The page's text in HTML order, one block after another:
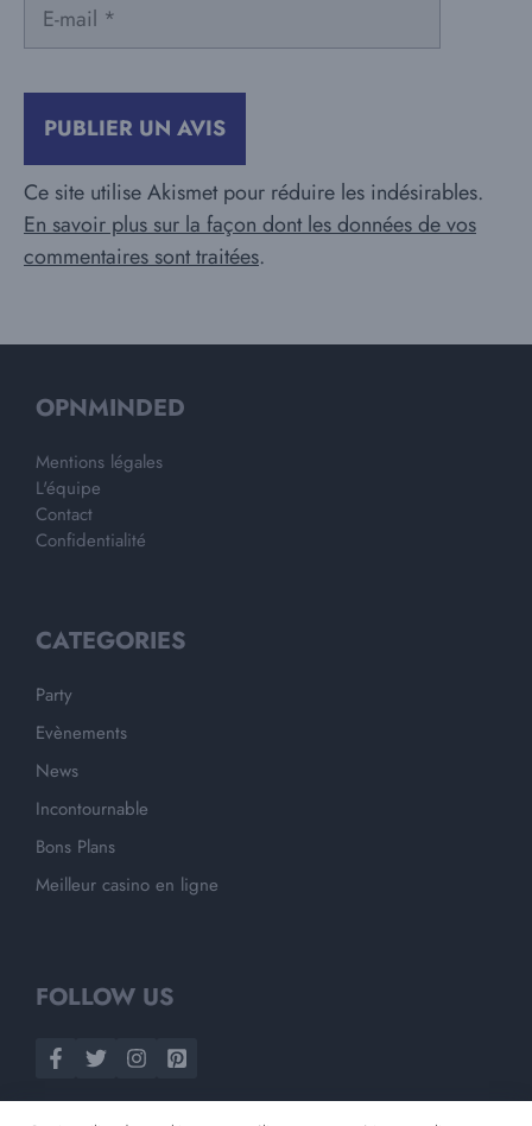
mail
Ce site utilise Akismet pour réduire les indésirables.
En savoir plus sur la façon dont les données de vos
commentaires sont traitées.
OPNMINDED
Mentions légales
L'équipe
Contact
Confidentialité
CATEGORIES
Party
Evènements
News
Incontournable
Bons Plans
Meilleur casino en ligne
FOLLOW US